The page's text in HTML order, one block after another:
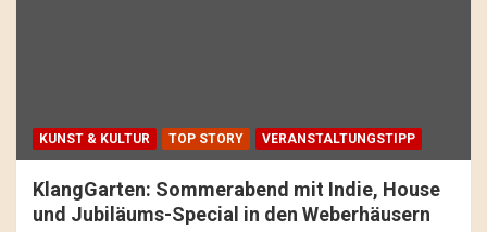
KUNST & KULTUR TOP STORY VERANSTALTUNGSTIPP
KlangGarten: Sommerabend mit Indie, House
und Jubiläums-Special in den Weberhäusern